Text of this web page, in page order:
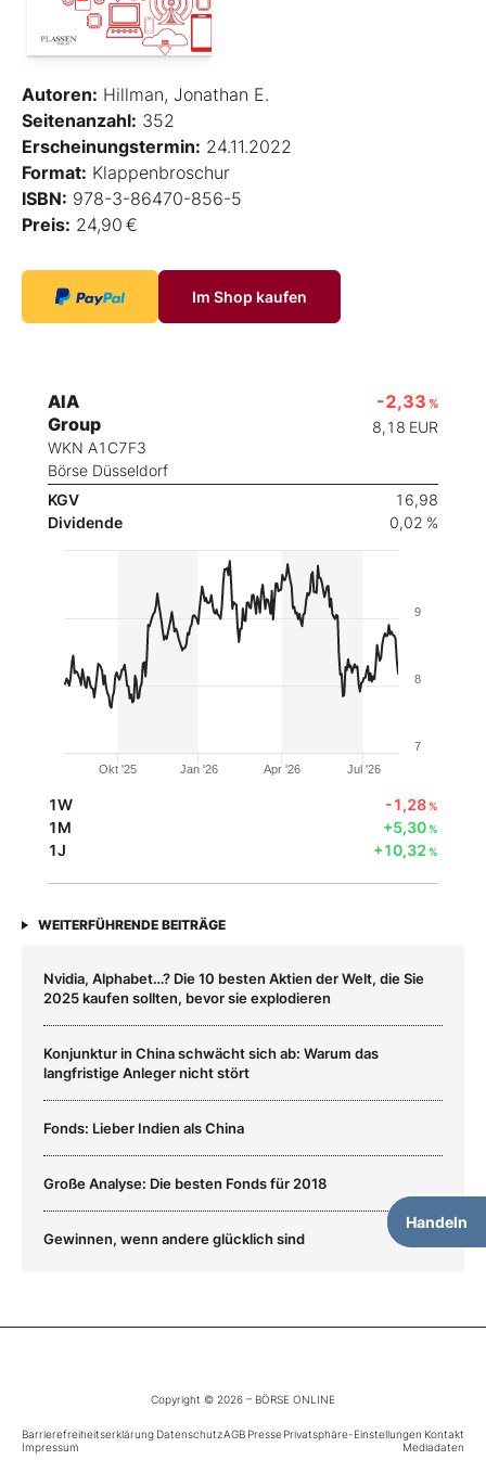
Autoren: Hillman, Jonathan E.
Seitenanzahl: 352
Erscheinungstermin: 24.11.2022
Format: Klappenbroschur
ISBN: 978-3-86470-856-5
Preis: 24,90 €
Im Shop kaufen
AIA
Group
WKN A1C7F3
Börse Düsseldorf
-2,33 %
8,18 EUR
KGV
16,98
Dividende
0,02 %
Handeln
Okt '25 Jan '26 Apr '26 Jul '26
7
8
9
1W -1,28%
1M +5,30%
1J +10,32%
WEITERFÜHRENDE BEITRÄGE
Nvidia, Alphabet…? Die 10 besten Aktien der Welt, die Sie
2025 kaufen sollten, bevor sie explodieren
Konjunktur in China schwächt sich ab: Warum das
langfristige Anleger nicht stört
Fonds: Lieber Indien als China
Große Analyse: Die besten Fonds für 2018
Gewinnen, wenn andere glücklich sind
Copyright © 2026 – BÖRSE ONLINE
Barrierefreiheitserklärung DatenschutzAGB PressePrivatsphäre-Einstellungen Kontakt
Impressum
Mediadaten